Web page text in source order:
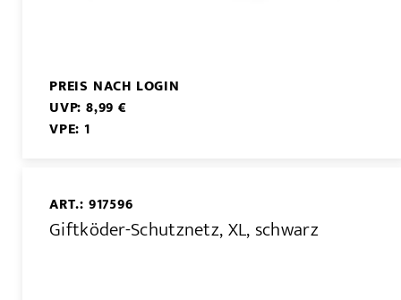
PREIS NACH LOGIN
UVP: 8,99 €
VPE: 1
ART.: 917596
Giftköder-Schutznetz, XL, schwarz